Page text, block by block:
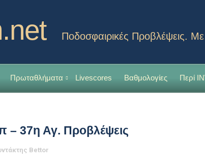
Ποδοσφαιρικές Προβλέψεις.
Πρωταθλήματα Livescores Βαθμολογίες Περί
– 37η Αγ. Προβλέψεις
Bettor